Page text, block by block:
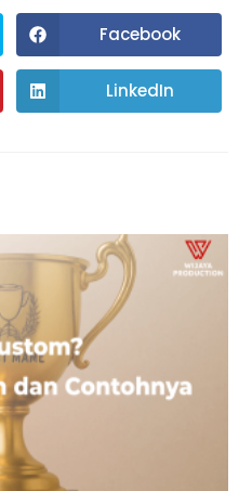
Facebook
LinkedIn